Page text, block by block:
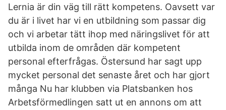
Lernia är din väg till rätt kompetens. Oavsett var
du är i livet har vi en utbildning som passar dig
och vi arbetar tätt ihop med näringslivet för att
utbilda inom de områden där kompetent
personal efterfrågas. Östersund har sagt upp
mycket personal det senaste året och har gjort
många Nu har klubben via Platsbanken hos
Arbetsförmedlingen satt ut en annons om att